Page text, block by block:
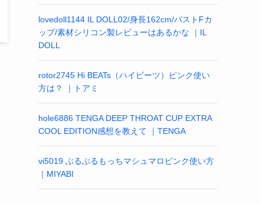
lovedoll1144 IL DOLL02/身長162cm/バストFカ
ップ/素材シリコン製レビューはあるかな ｜IL
DOLL
rotor2745 Hi BEATs（ハイビーツ）ピンク使い
方は？ ｜トアミ
hole6886 TENGA DEEP THROAT CUP EXTRA
COOL EDITION感想を教えて ｜TENGA
vi5019 ぶるぶるもっちマシュマロピンク使い方
｜MIYABI